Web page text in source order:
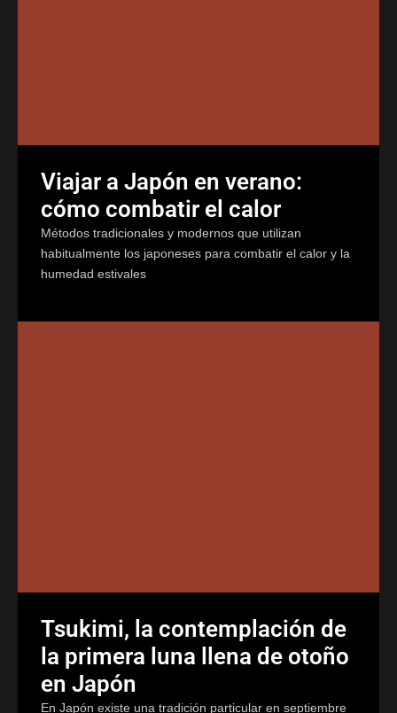
Viajar a Japón en verano:
cómo combatir el calor
Métodos tradicionales y modernos que utilizan
habitualmente los japoneses para combatir el calor y la
humedad estivales
Tsukimi, la contemplación de
la primera luna llena de otoño
en Japón
En Japón existe una tradición particular en septiembre